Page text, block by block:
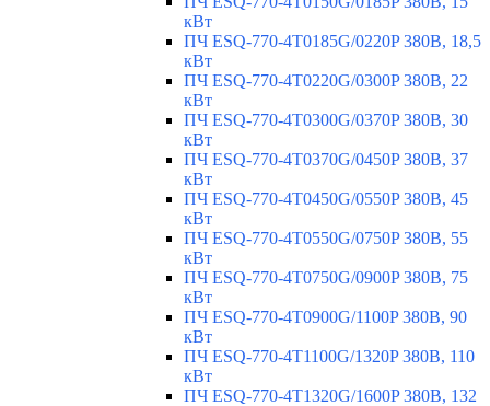
кВт
ПЧ ESQ-770-4T0185G/0220P 380В, 18,5
кВт
ПЧ ESQ-770-4T0220G/0300P 380В, 22
кВт
ПЧ ESQ-770-4T0300G/0370P 380В, 30
кВт
ПЧ ESQ-770-4T0370G/0450P 380В, 37
кВт
ПЧ ESQ-770-4T0450G/0550P 380В, 45
кВт
ПЧ ESQ-770-4T0550G/0750P 380В, 55
кВт
ПЧ ESQ-770-4T0750G/0900P 380В, 75
кВт
ПЧ ESQ-770-4T0900G/1100P 380В, 90
кВт
ПЧ ESQ-770-4T1100G/1320P 380В, 110
кВт
ПЧ ESQ-770-4T1320G/1600P 380В, 132